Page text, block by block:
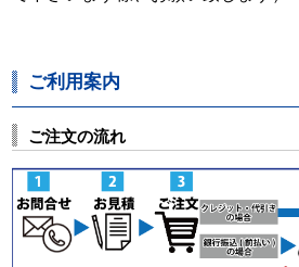
ご利用案内
ご注文の流れ